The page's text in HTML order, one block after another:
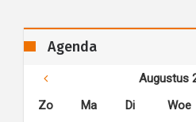
Agenda
Augustus
Zo
Ma Di Woe